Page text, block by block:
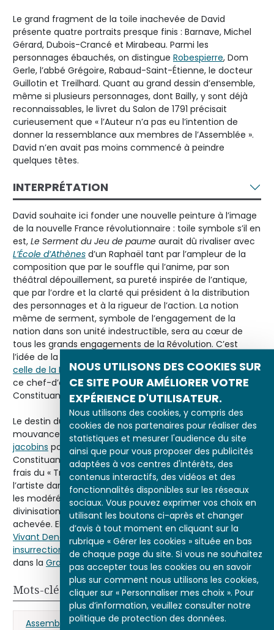
NOUS UTILISONS DES COOKIES SUR
CE SITE POUR AMÉLIORER VOTRE
EXPÉRIENCE D'UTILISATEUR.
Nous utilisons des cookies, y compris des
cookies de nos partenaires pour réaliser des
statistiques et mesurer l'audience du site
ainsi que pour vous proposer des publicités
adaptées à vos centres d'intérêts, des
contenus interactifs, des vidéos et des
fonctionnalités disponibles sur les réseaux
sociaux. Vous pouvez exprimer vos choix en
utilisant les boutons ci-après et changer
d’avis à tout moment en cliquant sur la
rubrique « Gérer les cookies » située en bas
de chaque page du site. Si vous ne souhaitez
pas accepter tous les cookies ou en savoir
plus sur comment nous utilisons les cookies,
cliquer sur « Personnaliser mes choix ». Pour
plus d’information, veuillez consulter notre
politique de protection des données.
Le grand fragment de la toile inachevée de David
présente quatre portraits presque finis : Barnave, Michel
Gérard, Dubois-Crancé et Mirabeau. Parmi les
personnages ébauchés, on distingue Robespierre, Dom
Gerle, l’abbé Grégoire, Rabaud-Saint-Étienne, le docteur
Guillotin et Treilhard. Quant au grand dessin d’ensemble,
même si plusieurs personnages, dont Bailly, y sont déjà
reconnaissables, le livret du Salon de 1791 précisait
curieusement que « l’Auteur n’a pas eu l’intention de
donner la ressemblance aux membres de l’Assemblée ».
David n’en avait pas moins commencé à peindre
quelques têtes.
INTERPRÉTATION
David souhaite ici fonder une nouvelle peinture à l’image
de la nouvelle France révolutionnaire : toile symbole s’il en
est, Le Serment du Jeu de paume aurait dû rivaliser avec
L’École d’Athènes d’un Raphaël tant par l’ampleur de la
composition que par le souffle qui l’anime, par son
théâtral dépouillement, sa pureté inspirée de l’antique,
que par l’ordre et la clarté qui président à la distribution
des personnages et à la rigueur de l’action. La notion
même de serment, symbole de l’engagement de la
nation dans son unité indestructible, sera au cœur de
tous les grands engagements de la Révolution. C’est
l’idée de la fête unificatrice (comme
celle de la Fédération) qui préside donc à l’exécution de
ce chef-d’œuvre dont la destination, voulue par la
Constituante, était la salle des séances de l’Assemblée.
Le destin du Serment du Jeu de paumeest à l’image de la
mouvance révolutionnaire : la souscription lancée par les
jacobins pour financer sa réalisation n’aboutit point. La
Constituante décida de financer l’œuvre de David aux
frais du « Trésor Public », mais l’engagement progressif de
l’artiste dans la Révolution et le fossé qui se creusa entre
les modérés et les extrémistes rendirent caduque cette
divinisation de l’unité nationale, et la toile ne fut jamais
achevée. Elle reçut même, selon le témoignage de
Vivant Denon, de nombreux coups de baïonnette lors de l’
insurrection du 10 août 1792, alors qu’elle était entreposée
dans la Grande Galerie du Louvre.
Mots-clés
Assemblée nationale clergé députés